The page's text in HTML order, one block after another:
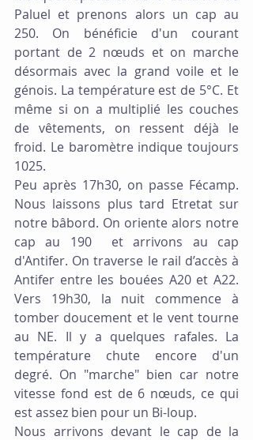
Paluel et prenons alors un cap au
250. On bénéficie d'un courant
portant de 2 nœuds et on marche
désormais avec la grand voile et le
génois. La température est de 5°C. Et
même si on a multiplié les couches
de vêtements, on ressent déjà le
froid. Le baromètre indique toujours
1025.
Peu après 17h30, on passe Fécamp.
Nous laissons plus tard Etretat sur
notre bâbord. On oriente alors notre
cap au 190  et arrivons au cap
d'Antifer. On traverse le rail d’accès à
Antifer entre les bouées A20 et A22.
Vers 19h30, la nuit commence à
tomber doucement et le vent tourne
au NE. Il y a quelques rafales. La
température chute encore d'un
degré. On "marche" bien car notre
vitesse fond est de 6 nœuds, ce qui
est assez bien pour un Bi-loup.
Nous arrivons devant le cap de la